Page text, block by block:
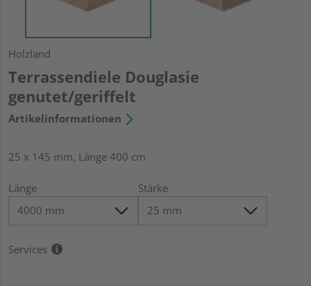
Holzland
Terrassendiele Douglasie
genutet/geriffelt
Artikelinformationen
25 x 145 mm, Länge 400 cm
Länge Stärke
Services